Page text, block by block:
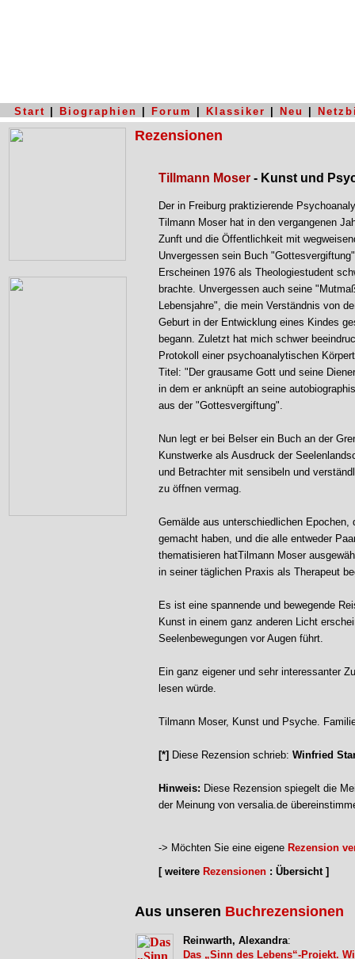
Start Biographien Forum Klassiker Neu
Rezensionen
Tillmann Moser - Kunst und
Der in Freiburg praktizierende
Tilmann Moser hat in den vergangenen
Zunft und die Öffentlichkeit mit
Unvergessen sein Buch
Erscheinen 1976 als Theologiestudent
brachte. Unvergessen auch seine
Lebensjahre", die mein Verständnis von
Geburt in der Entwicklung eines Kindes
begann. Zuletzt hat mich schwer
Protokoll einer psychoanalytischen
Titel: "Der grausame Gott und seine
in dem er anknüpft an seine
aus der "Gottesvergiftung".
Nun legt er bei Belser ein Buch an der
Kunstwerke als Ausdruck der
und Betrachter mit sensibeln und
zu öffnen vermag.
Gemälde aus unterschiedlichen
gemacht haben, und die alle entweder
thematisieren hatTilmann Moser
in seiner täglichen Praxis als Therapeut
Es ist eine spannende und bewegende
Kunst in einem ganz anderen Licht
Seelenbewegungen vor Augen führt.
Ein ganz eigener und sehr interessanter
lesen würde.
Tilmann Moser, Kunst und Psyche.
[*] Diese Rezension schrieb: Winfried
Hinweis: Diese Rezension spiegelt die
der Meinung von versalia.de
-> Möchten Sie eine eigene Rezension
[ weitere Rezensionen : Übersicht ]
Aus unseren Buchrezensionen
Reinwarth, Alexandra:
Das „Sinn des Lebens“-Projekt.